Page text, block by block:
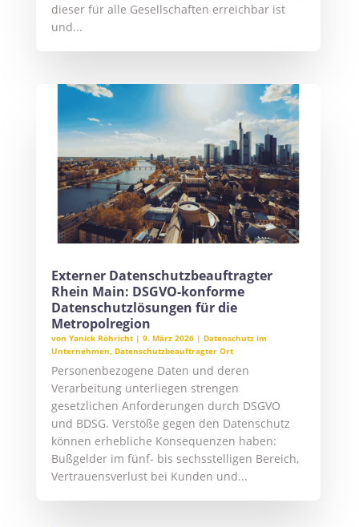
dieser für alle Gesellschaften erreichbar ist
und...
Externer Datenschutzbeauftragter
Rhein Main: DSGVO-konforme
Datenschutzlösungen für die
Metropolregion
von Yanick Röhricht| 9. März 2026| Datenschutz im
Unternehmen, Datenschutzbeauftragter Ort
Personenbezogene Daten und deren
Verarbeitung unterliegen strengen
gesetzlichen Anforderungen durch DSGVO
und BDSG. Verstöße gegen den Datenschutz
können erhebliche Konsequenzen haben:
Bußgelder im fünf- bis sechsstelligen Bereich,
Vertrauensverlust bei Kunden und...